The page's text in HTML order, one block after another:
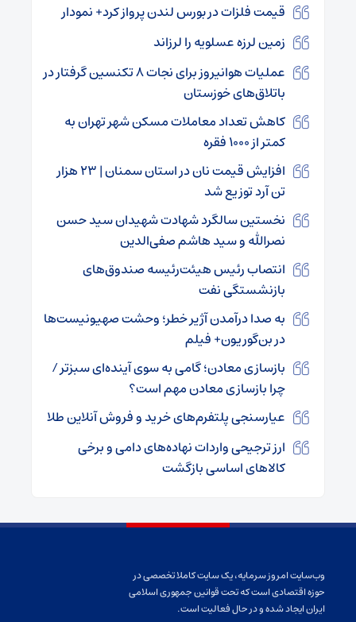
قیمت فلزات در بورس لندن پرواز کرد+ نمودار
زمین لرزه عسلویه را لرزاند
عملیات هوانیروز برای نجات ۸ تکنسین گرفتار در
باتلاق‌های خوزستان
کاهش تعداد معاملات مسکن شهر تهران به
کمتر از ۱۰۰۰ فقره
افزایش قیمت نان در استان سمنان | ۲۳ هزار
تن آرد توزیع شد
نخستین سالگرد شهادت شهیدان سید حسن
نصرالله و سید هاشم صفی‌الدین
انتصاب رئیس هیئت‌رئیسه صندوق‌های
بازنشستگی نفت
به صدا درآمدن آژیر خطر؛ وحشت صهیونیست‌ها
در بن‌گوریون+ فیلم
بازسازی معادن؛ گامی به سوی آینده‌ای سبزتر /
چرا بازسازی معادن مهم است؟
عیارسنجی پلتفرم‌های خرید و فروش آنلاین طلا
ارز ترجیحی واردات نهاده‌های دامی و برخی
کالاهای اساسی بازگشت
وب‌سایت امروز سرمایه، یک سایت کاملا تخصصی در
حوزه اقتصادی است که تحت قوانین جمهوری اسلامی
ایران ایجاد شده و در حال فعالیت است.